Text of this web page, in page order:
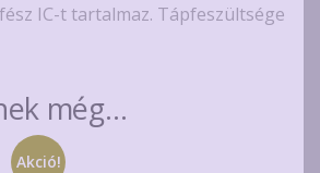
IC-t tartalmaz. Tápfeszültsége
még…
Akció!